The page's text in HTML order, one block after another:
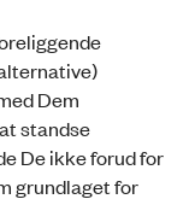
Dem
standse
De ikke forud for
grundlaget for